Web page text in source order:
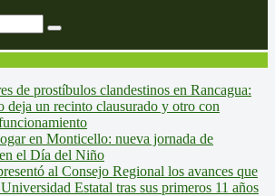
de prostíbulos clandestinos en Rancagua:
deja un recinto clausurado y otro con
en Monticello: nueva jornada de
el Día del Niño
al Consejo Regional los avances que
Estatal tras sus primeros 11 años